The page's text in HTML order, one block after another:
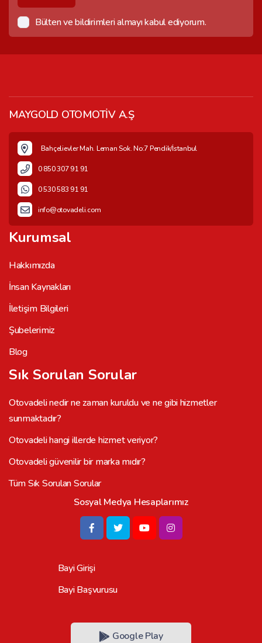
Bülten ve bildirimleri almayı kabul ediyorum.
MAYGOLD OTOMOTİV A.Ş
Bahçelievler Mah. Leman Sok. No:7 Pendik/İstanbul
0 850 307 91 91
0 530 583 91 91
info@otovadeli.com
Kurumsal
Hakkımızda
İnsan Kaynakları
İletişim Bilgileri
Şubelerimiz
Blog
Sık Sorulan Sorular
Otovadeli nedir ne zaman kuruldu ve ne gibi hizmetler
sunmaktadır?
Otovadeli hangi illerde hizmet veriyor?
Otovadeli güvenilir bir marka mıdır?
Tüm Sık Sorulan Sorular
Sosyal Medya Hesaplarımız
Bayi Girişi
Bayi Başvurusu
Google Play